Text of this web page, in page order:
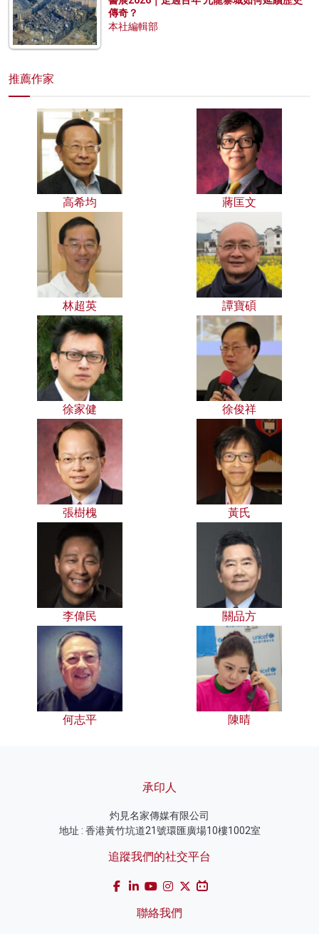
傳奇？
本社編輯部
推薦作家
高希均 蔣匡文
林超英 譚寶碩
徐家健 徐俊祥
張樹槐 黃氏
李偉民 關品方
何志平 陳晴
承印人
灼見名家傳媒有限公司
地址 : 香港黃竹坑道21號環匯廣場10樓1002室
追蹤我們的社交平台
聯絡我們